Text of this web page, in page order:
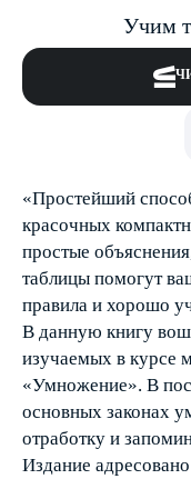
Учим
«Простейший
красочных
простые
таблицы помогут
правила и хорошо
В данную книгу
изучаемых в курсе
«Умножение». В
основных законах
отработку и
Издание